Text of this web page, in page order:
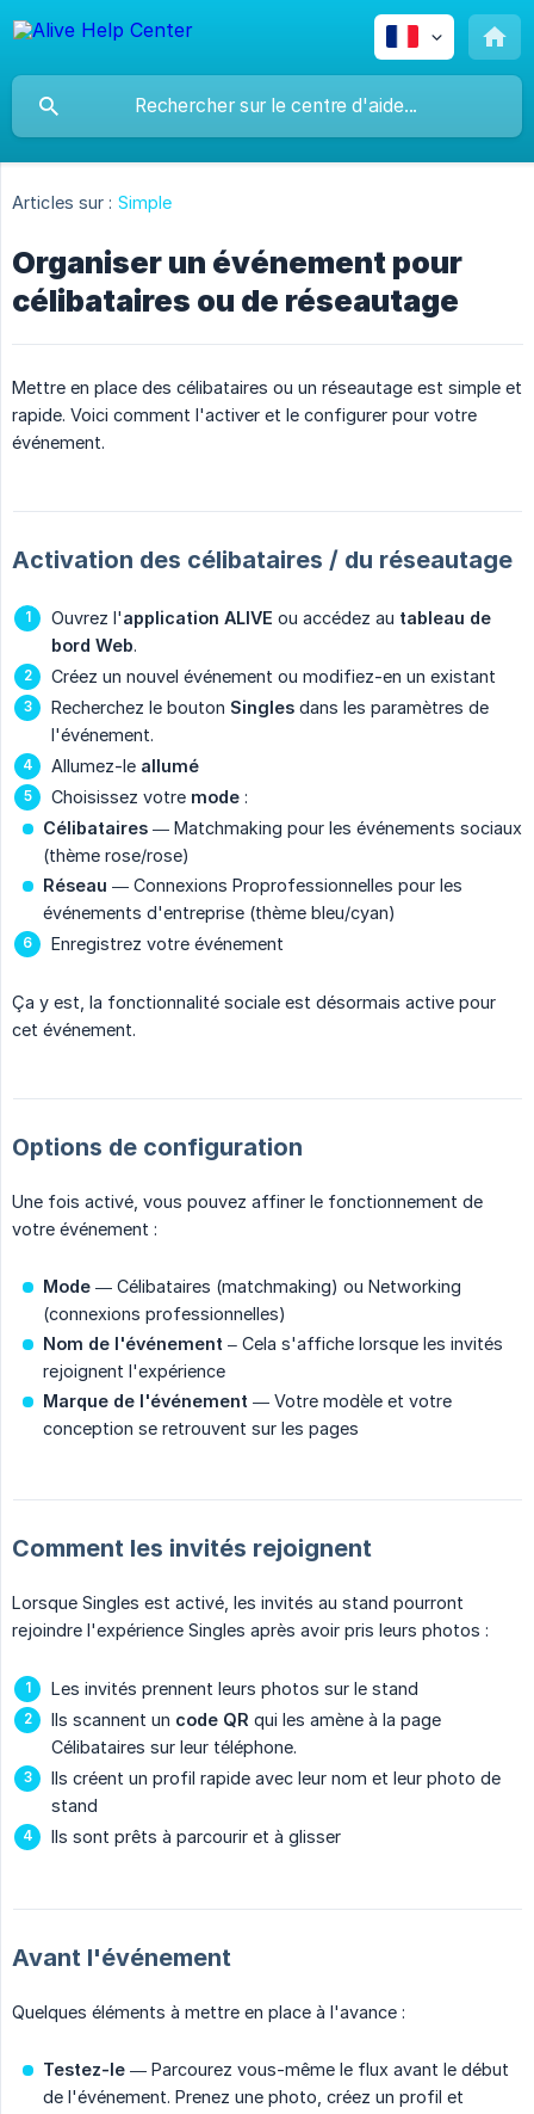
Articles sur : Simple
Organiser un événement pour
célibataires ou de réseautage
Mettre en place des célibataires ou un réseautage est simple et
rapide. Voici comment l'activer et le configurer pour votre
événement.
Activation des célibataires / du réseautage
Ouvrez l'application ALIVE ou accédez au tableau de
bord Web.
Créez un nouvel événement ou modifiez-en un existant
Recherchez le bouton Singles dans les paramètres de
l'événement.
Allumez-le allumé
Choisissez votre mode :
Célibataires — Matchmaking pour les événements sociaux
(thème rose/rose)
Réseau — Connexions Proprofessionnelles pour les
événements d'entreprise (thème bleu/cyan)
Enregistrez votre événement
Ça y est, la fonctionnalité sociale est désormais active pour
cet événement.
Options de configuration
Une fois activé, vous pouvez affiner le fonctionnement de
votre événement :
Mode — Célibataires (matchmaking) ou Networking
(connexions professionnelles)
Nom de l'événement – Cela s'affiche lorsque les invités
rejoignent l'expérience
Marque de l'événement — Votre modèle et votre
conception se retrouvent sur les pages
Comment les invités rejoignent
Lorsque Singles est activé, les invités au stand pourront
rejoindre l'expérience Singles après avoir pris leurs photos :
Les invités prennent leurs photos sur le stand
Ils scannent un code QR qui les amène à la page
Célibataires sur leur téléphone.
Ils créent un profil rapide avec leur nom et leur photo de
stand
Ils sont prêts à parcourir et à glisser
Avant l'événement
Quelques éléments à mettre en place à l'avance :
Testez-le — Parcourez vous-même le flux avant le début
de l'événement. Prenez une photo, créez un profil et